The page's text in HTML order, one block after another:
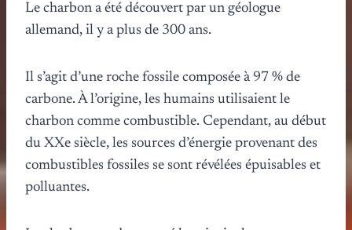
Le charbon a été découvert par un géologue
allemand, il y a plus de 300 ans.
Il s’agit d’une roche fossile composée à 97 % de
carbone. À l’origine, les humains utilisaient le
charbon comme combustible. Cependant, au début
du XXe siècle, les sources d’énergie provenant des
combustibles fossiles se sont révélées épuisables et
polluantes.